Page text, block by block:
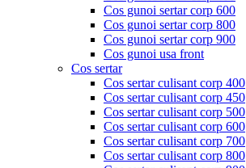
Cos gunoi sertar corp 600
Cos gunoi sertar corp 800
Cos gunoi sertar corp 900
Cos gunoi usa front
Cos sertar
Cos sertar culisant corp 400
Cos sertar culisant corp 450
Cos sertar culisant corp 500
Cos sertar culisant corp 600
Cos sertar culisant corp 700
Cos sertar culisant corp 800